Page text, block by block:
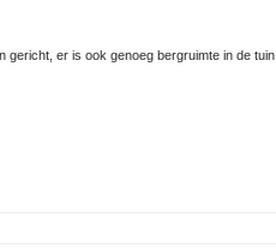
gericht, er is ook genoeg bergruimte in de tuin.